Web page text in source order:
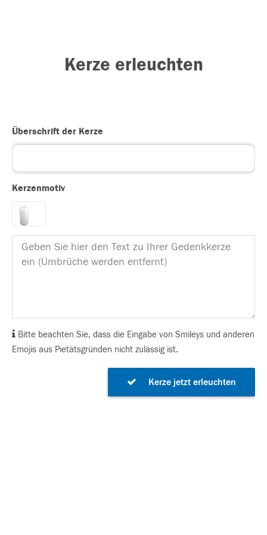
Kerze erleuchten
Überschrift der Kerze
Kerzenmotiv
Bitte beachten Sie, dass die Eingabe von Smileys und anderen
Emojis aus Pietätsgründen nicht zulässig ist.
Kerze jetzt erleuchten